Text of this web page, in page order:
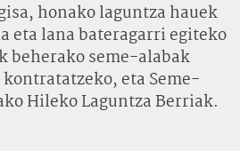
honako laguntza hauek
eta lana bateragarri egiteko
beherako seme-alabak
eta Seme-
Hileko Laguntza Berriak.